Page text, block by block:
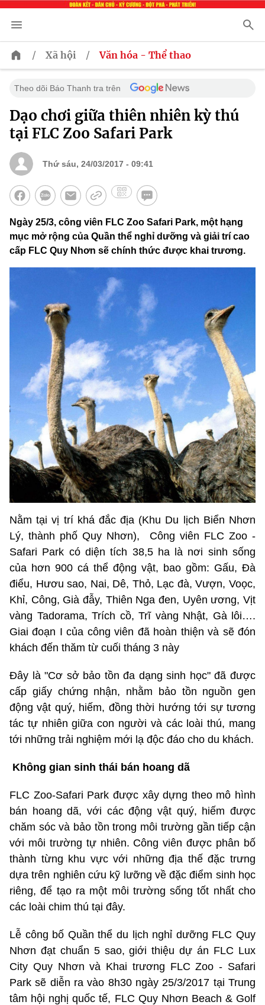
/ Xã hội / Văn hóa - Thể thao
Theo dõi Báo Thanh tra trên
Dạo chơi giữa thiên nhiên kỳ thú
tại FLC Zoo Safari Park
Thứ sáu, 24/03/2017 - 09:41
Ngày 25/3, công viên FLC Zoo Safari Park, một hạng
mục mở rộng của Quần thể nghỉ dưỡng và giải trí cao
cấp FLC Quy Nhơn sẽ chính thức được khai trương.
Nằm tại vị trí khá đắc địa (Khu Du lịch Biển Nhơn
Lý, thành phố Quy Nhơn), Công viên FLC Zoo -
Safari Park có diện tích 38,5 ha là nơi sinh sống
của hơn 900 cá thể động vật, bao gồm: Gấu, Đà
điểu, Hươu sao, Nai, Dê, Thỏ, Lạc đà, Vượn, Voọc,
Khỉ, Công, Già đẫy, Thiên Nga đen, Uyên ương, Vịt
vàng Tadorama, Trích cồ, Trĩ vàng Nhật, Gà lôi….
Giai đoạn I của công viên đã hoàn thiện và sẽ đón
khách đến thăm từ cuối tháng 3 này
Đây là "Cơ sở bảo tồn đa dạng sinh học" đã được
cấp giấy chứng nhận, nhằm bảo tồn nguồn gen
động vật quý, hiếm, đồng thời hướng tới sự tương
tác tự nhiên giữa con người và các loài thú, mang
tới những trải nghiệm mới lạ độc đáo cho du khách.
Không gian sinh thái bán hoang dã
FLC Zoo-Safari Park được xây dựng theo mô hình
bán hoang dã, với các động vật quý, hiếm được
chăm sóc và bảo tồn trong môi trường gần tiếp cận
với môi trường tự nhiên. Công viên được phân bố
thành từng khu vực với những địa thế đặc trưng
dựa trên nghiên cứu kỹ lưỡng về đặc điểm sinh học
riêng, để tạo ra một môi trường sống tốt nhất cho
các loài chim thú tại đây.
Lễ công bố Quần thể du lịch nghỉ dưỡng FLC Quy
Nhơn đạt chuẩn 5 sao, giới thiệu dự án FLC Lux
City Quy Nhơn và Khai trương FLC Zoo - Safari
Park sẽ diễn ra vào 8h30 ngày 25/3/2017 tại Trung
tâm hội nghị quốc tế, FLC Quy Nhơn Beach & Golf